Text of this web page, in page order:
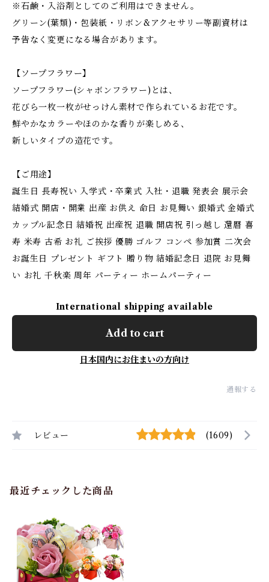
※石鹸・入浴剤としてのご利用はできません。
グリーン(葉類)・包装紙・リボン&アクセサリー等副資材は
予告なく変更になる場合があります。
【ソープフラワー】
ソープフラワー(シャボンフラワー)とは、
花びら一枚一枚がせっけん素材で作られているお花です。
鮮やかなカラーやほのかな香りが楽しめる、
新しいタイプの造花です。
【ご用途】
誕生日 長寿祝い 入学式・卒業式 入社・退職 発表会 展示会
結婚式 開店・開業 出産 お供え 命日 お見舞い 銀婚式 金婚式
カップル記念日 結婚祝 出産祝 退職 開店祝 引っ越し 還暦 喜
寿 米寿 古希 お礼 ご挨拶 優勝 ゴルフ コンペ 参加賞 二次会
お誕生日 プレゼント ギフト 贈り物 結婚記念日 退院 お見舞
い お礼 千秋楽 周年 パーティー ホームパーティー
International shipping available
Add to cart
日本国内にお住まいの方向け
通報する
レビュー (1609)
最近チェックした商品